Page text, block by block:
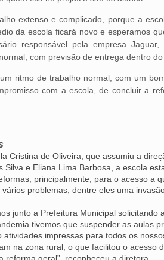
extenso e complicado, porque a
da escola ficará novo e esperamos
responsável pela empresa
com previsão de entrega dentro do
ritmo de trabalho normal, com um
com a escola, de concluir a
Cristina de Oliveira, que assumiu a
e Eliana Lima Barbosa, a escola
principalmente, para o acesso a
problemas, dentre eles uma
junto a Prefeitura Municipal solicitando
tivemos que suspender as aulas
impressas para todos os
na zona rural, o que facilitou o acesso